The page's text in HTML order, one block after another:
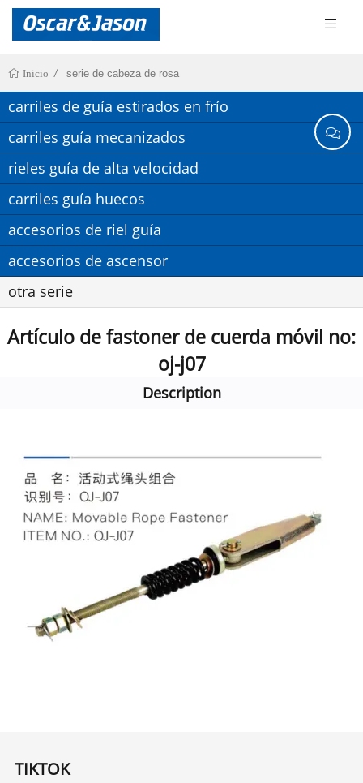
Inicio serie de cabeza de rosa
carriles de guía estirados en frío
carriles guía mecanizados
rieles guía de alta velocidad
carriles guía huecos
accesorios de riel guía
accesorios de ascensor
otra serie
Artículo de fastoner de cuerda móvil no:
oj-j07
Description
TIKTOK